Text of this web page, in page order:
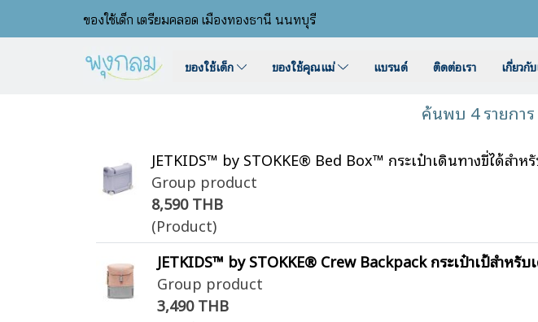
ของใช้เด็ก เตรียมคลอด เมืองทองธานี นนทบุรี
ของใช้เด็ก ของใช้คุณแม่ แบรนด์ ติดต่อเรา เกี่ยวกั
ค้นพบ 4 รายการ
JETKIDS™ by STOKKE® Bed Box™ กระเป๋าเดินทางขี่ได้สำห
Group product
8,590 THB
(Product)
JETKIDS™ by STOKKE® Crew Backpack กระเป๋าเป้สำหรับ
Group product
3,490 THB